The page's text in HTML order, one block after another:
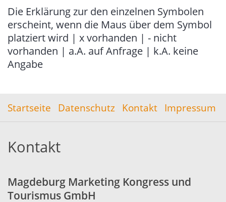
Die Erklärung zur den einzelnen Symbolen
erscheint, wenn die Maus über dem Symbol
platziert wird | x vorhanden | - nicht
vorhanden | a.A. auf Anfrage | k.A. keine
Angabe
Startseite Datenschutz Kontakt Impressum
Kontakt
Magdeburg Marketing Kongress und
Tourismus GmbH